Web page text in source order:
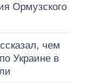
Ормузского
чем
Украине в